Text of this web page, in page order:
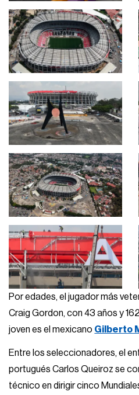
Por edades, el jugador más
Craig Gordon, con 43 años y
joven es el mexicano Gilberto
Entre los seleccionadores, el
portugués Carlos Queiroz se
técnico en dirigir cinco